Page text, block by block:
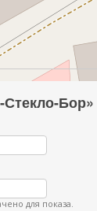
Бор»
для показа.